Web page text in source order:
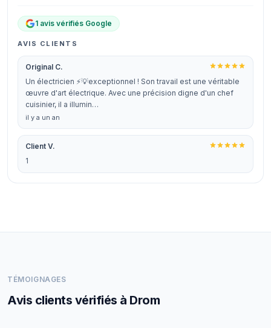
1 avis vérifiés Google
AVIS CLIENTS
Original C.
Un électricien ⚡️💡exceptionnel ! Son travail est une véritable
œuvre d'art électrique. Avec une précision digne d'un chef
cuisinier, il a illumin…
il y a un an
Client V.
1
TÉMOIGNAGES
Avis clients vérifiés à Drom